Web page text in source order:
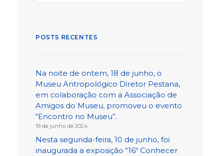
POSTS RECENTES
Na noite de ontem, 18 de junho, o
Museu Antropológico Diretor Pestana,
em colaboração com a Associação de
Amigos do Museu, promoveu o evento
“Encontro no Museu”.
19 de junho de 2024
Nesta segunda-feira, 10 de junho, foi
inaugurada a exposição “16º Conhecer